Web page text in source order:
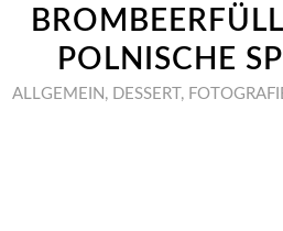
POLNISCHE
ALLGEMEIN , DESSERT ,